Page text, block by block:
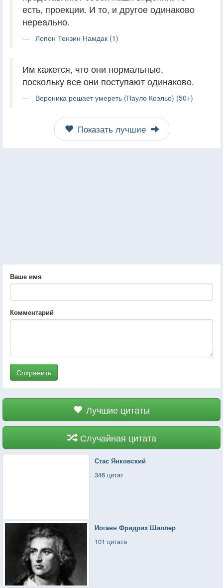
есть, проекции. И то, и другое одинаково
нереально.
Лопон Тензин Намдак (1)
Им кажется, что они нормальные,
поскольку все они поступают одинаково.
Вероника решает умереть (Пауло Коэльо) (50+)
Показать лучшие
Ваше имя
Комментарий
Сохранить
Лучшие цитаты
Случайная цитата
Стас Янковский
346 цитат
Иоганн Фридрих Шиллер
101 цитата